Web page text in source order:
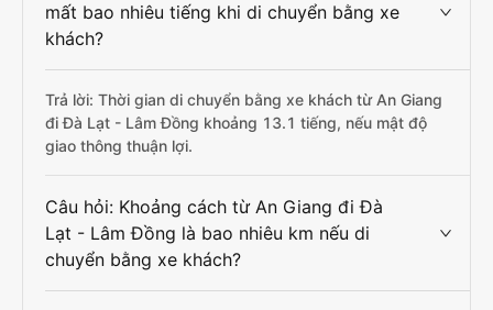
mất bao nhiêu tiếng khi di chuyển bằng xe
khách?
Trả lời: Thời gian di chuyển bằng xe khách từ An Giang
đi Đà Lạt - Lâm Đồng khoảng 13.1 tiếng, nếu mật độ
giao thông thuận lợi.
Câu hỏi: Khoảng cách từ An Giang đi Đà
Lạt - Lâm Đồng là bao nhiêu km nếu di
chuyển bằng xe khách?